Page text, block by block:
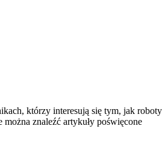
którzy interesują się tym, jak roboty
znaleźć artykuły poświęcone